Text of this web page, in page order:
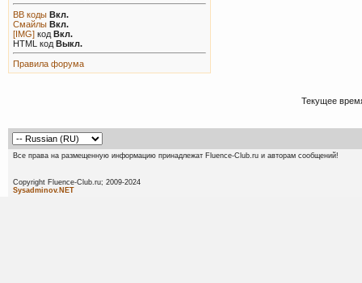
BB коды Вкл.
Смайлы Вкл.
[IMG] код Вкл.
HTML код Выкл.
Правила форума
Текущее
Все права на размещенную информацию принадлежат Fluence-Club.ru и авторам сообщений!
Copyright Fluence-Club.ru;
Sysadminov.NET